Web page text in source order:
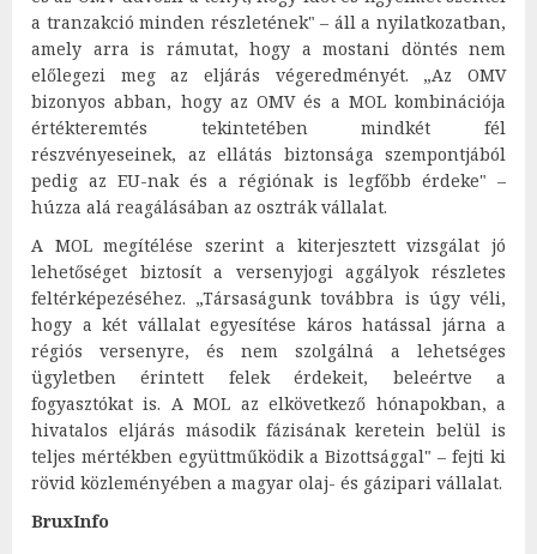
a tranzakció minden részletének" – áll a nyilatkozatban,
amely arra is rámutat, hogy a mostani döntés nem
előlegezi meg az eljárás végeredményét. „Az OMV
bizonyos abban, hogy az OMV és a MOL kombinációja
értékteremtés tekintetében mindkét fél
részvényeseinek, az ellátás biztonsága szempontjából
pedig az EU-nak és a régiónak is legfőbb érdeke" –
húzza alá reagálásában az osztrák vállalat.
A MOL megítélése szerint a kiterjesztett vizsgálat jó
lehetőséget biztosít a versenyjogi aggályok részletes
feltérképezéséhez. „Társaságunk továbbra is úgy véli,
hogy a két vállalat egyesítése káros hatással járna a
régiós versenyre, és nem szolgálná a lehetséges
ügyletben érintett felek érdekeit, beleértve a
fogyasztókat is. A MOL az elkövetkező hónapokban, a
hivatalos eljárás második fázisának keretein belül is
teljes mértékben együttműködik a Bizottsággal" – fejti ki
rövid közleményében a magyar olaj- és gázipari vállalat.
BruxInfo